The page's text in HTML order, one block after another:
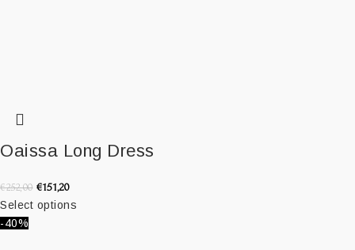
Oaissa Long Dress
€252,00 €151,20
Select options
-40%